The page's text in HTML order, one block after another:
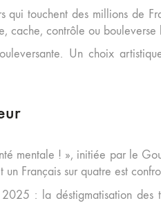
touchent des millions de
cache, contrôle ou
Un choix
mentale ! », initiée par le
Français sur quatre est
: la déstigmatisation des